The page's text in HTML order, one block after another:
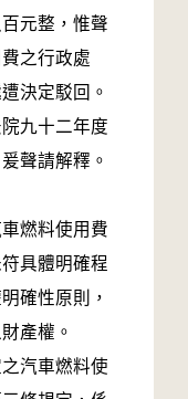
元整，惟聲
之行政處
決定駁回。
九十二年度
聲請解釋。
燃料使用費
具體明確程
確性原則，
產權。
汽車燃料使